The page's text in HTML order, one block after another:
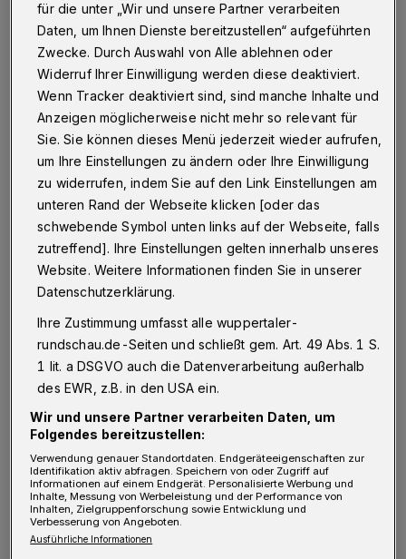
besonders einfache Nutzung. Nutzer müssen
keine Kartendaten eingeben oder sich über zig
Seiten weiterleiten lassen. Stattdessen reicht
eine kurze Bestätigung über Face ID, Touch ID
oder den Gerätecode, um eine Zahlung
innerhalb weniger Sekunden abzuschließen.
Gerade im Online-Gaming und im Glücksspiel
ist das besonders praktisch, weil dort alles
besonders schnell gehen soll. Wer spielen will,
möchte Geld in Sekunden einzahlen oder einen
Daten eingeben oder sich durch mehrere
Schritte klicken. Casinos mit Apple Pay sind
inzwischenmehrfach am Markt vertreten
während sich weitere Anbieter anschließen.
Für Gaming-Anbieter und Betreiber von
Online-Glücksspielseiten hat Apple Pay
ebenfalls klare Vorteile. Je einfacher der
Bezahlvorgang ist, desto höher ist in der Regel
für die unter „Wir und unsere Partner verarbeiten
Daten, um Ihnen Dienste bereitzustellen“ aufgeführten
Zwecke. Durch Auswahl von Alle ablehnen oder
Widerruf Ihrer Einwilligung werden diese deaktiviert.
Wenn Tracker deaktiviert sind, sind manche Inhalte und
Anzeigen möglicherweise nicht mehr so relevant für
Sie. Sie können dieses Menü jederzeit wieder aufrufen,
um Ihre Einstellungen zu ändern oder Ihre Einwilligung
zu widerrufen, indem Sie auf den Link Einstellungen am
unteren Rand der Webseite klicken [oder das
schwebende Symbol unten links auf der Webseite, falls
zutreffend]. Ihre Einstellungen gelten innerhalb unseres
Website. Weitere Informationen finden Sie in unserer
Datenschutzerklärung.
Ihre Zustimmung umfasst alle wuppertaler-
rundschau.de-Seiten und schließt gem. Art. 49 Abs. 1 S.
1 lit. a DSGVO auch die Datenverarbeitung außerhalb
des EWR, z.B. in den USA ein.
Wir und unsere Partner verarbeiten Daten, um
Folgendes bereitzustellen:
Verwendung genauer Standortdaten. Endgeräteeigenschaften zur
Identifikation aktiv abfragen. Speichern von oder Zugriff auf
Informationen auf einem Endgerät. Personalisierte Werbung und
Inhalte, Messung von Werbeleistung und der Performance von
Inhalten, Zielgruppenforschung sowie Entwicklung und
Verbesserung von Angeboten.
Ausführliche Informationen